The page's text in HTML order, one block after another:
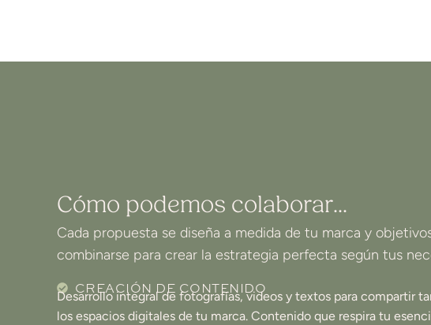
Cómo podemos colaborar...
Cada propuesta se diseña a medida de tu marca y
combinarse para crear la estrategia perfecta según tus
CREACIÓN DE CONTENIDO
Desarrollo integral de fotografías, videos y textos para compartir
los espacios digitales de tu marca. Contenido que respira tu